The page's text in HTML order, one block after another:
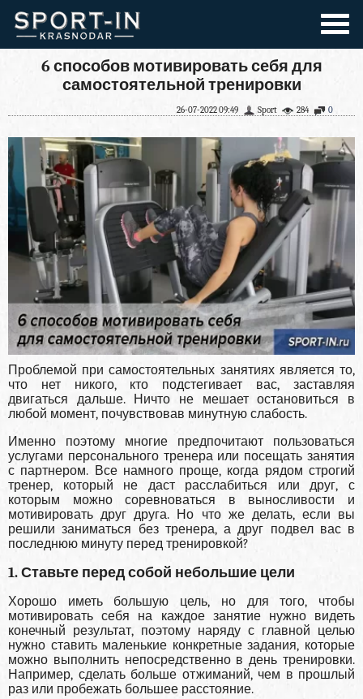
6 способов мотивировать себя для
самостоятельной тренировки
0
284
Sport
26-07-2022 09:49
Проблемой при самостоятельных занятиях является то,
что нет никого, кто подстегивает вас, заставляя
двигаться дальше. Ничто не мешает остановиться в
любой момент, почувствовав минутную слабость.
Именно поэтому многие предпочитают пользоваться
услугами персонального тренера или посещать занятия
с партнером. Все намного проще, когда рядом строгий
тренер, который не даст расслабиться или друг, с
которым можно соревноваться в выносливости и
мотивировать друг друга. Но что же делать, если вы
решили заниматься без тренера, а друг подвел вас в
последнюю минуту перед тренировкой?
1. Ставьте перед собой небольшие цели
Хорошо иметь большую цель, но для того, чтобы
мотивировать себя на каждое занятие нужно видеть
конечный результат, поэтому наряду с главной целью
нужно ставить маленькие конкретные задания, которые
можно выполнить непосредственно в день тренировки.
Например, сделать больше отжиманий, чем в прошлый
раз или пробежать большее расстояние.